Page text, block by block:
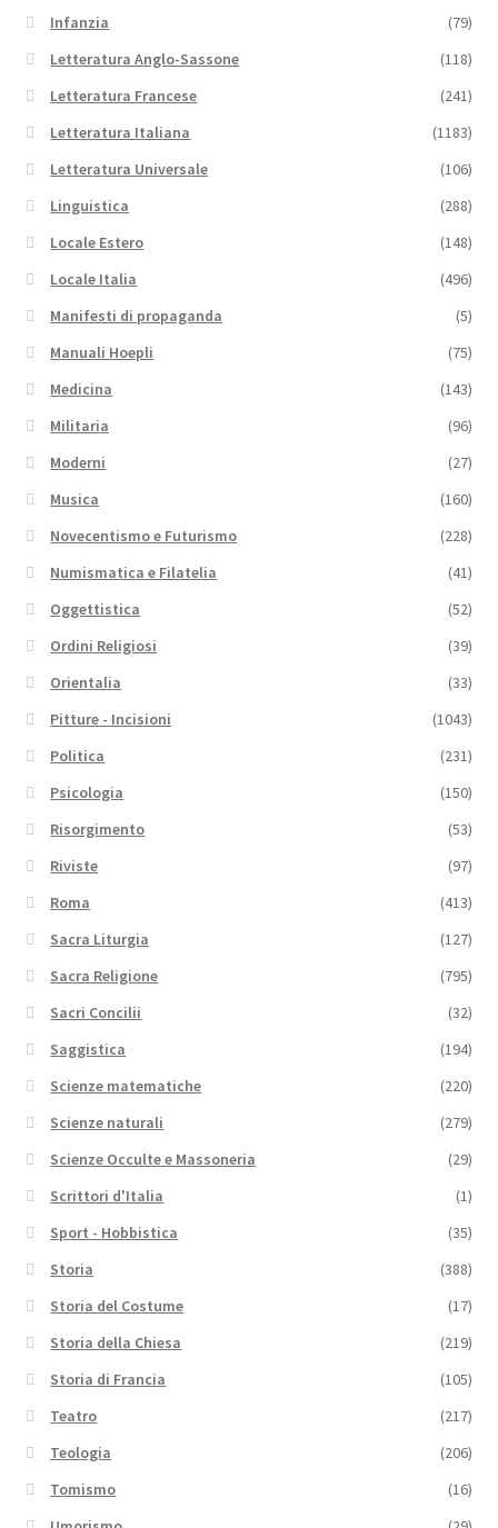
Infanzia
(79)
Letteratura Anglo-Sassone
(118)
Letteratura Francese
(241)
Letteratura Italiana
(1183)
Letteratura Universale
(106)
Linguistica
(288)
Locale Estero
(148)
Locale Italia
(496)
Manifesti di propaganda
(5)
Manuali Hoepli
(75)
Medicina
(143)
Militaria
(96)
Moderni
(27)
Musica
(160)
Novecentismo e Futurismo
(228)
Numismatica e Filatelia
(41)
Oggettistica
(52)
Ordini Religiosi
(39)
Orientalia
(33)
Pitture - Incisioni
(1043)
Politica
(231)
Psicologia
(150)
Risorgimento
(53)
Riviste
(97)
Roma
(413)
Sacra Liturgia
(127)
Sacra Religione
(795)
Sacri Concilii
(32)
Saggistica
(194)
Scienze matematiche
(220)
Scienze naturali
(279)
Scienze Occulte e Massoneria
(29)
Scrittori d'Italia
(1)
Sport - Hobbistica
(35)
Storia
(388)
Storia del Costume
(17)
Storia della Chiesa
(219)
Storia di Francia
(105)
Teatro
(217)
Teologia
(206)
Tomismo
(16)